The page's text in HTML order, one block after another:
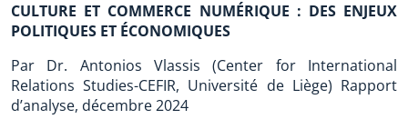
CULTURE ET COMMERCE NUMÉRIQUE : DES ENJEUX
POLITIQUES ET ÉCONOMIQUES
Par Dr. Antonios Vlassis (Center for International
Relations Studies-CEFIR, Université de Liège) Rapport
d’analyse, décembre 2024